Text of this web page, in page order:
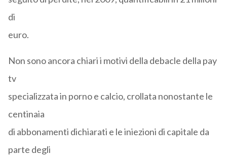
di
euro.
Non sono ancora chiari i motivi della debacle della pay
tv
specializzata in porno e calcio, crollata nonostante le
centinaia
di abbonamenti dichiarati e le iniezioni di capitale da
parte degli